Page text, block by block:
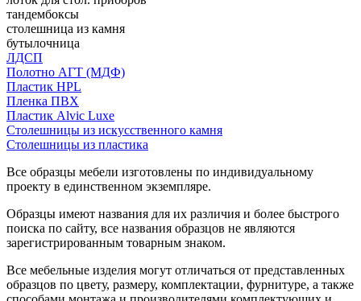
тандембоксы
столешница из камня
бутылочница
ЛДСП
Полотно АГТ (МДФ)
Пластик HPL
Пленка ПВХ
Пластик Alvic Luxe
Столешницы из искусственного камня
Столешницы из пластика
Все образцы мебели изготовлены по индивидуальному
проекту в единственном экземпляре.
Образцы имеют названия для их различия и более быстрого
поиска по сайту, все названия образцов не являются
зарегистрированным товарным знаком.
Все мебельные изделия могут отличаться от представленных
образцов по цвету, размеру, комплектации, фурнитуре, а также